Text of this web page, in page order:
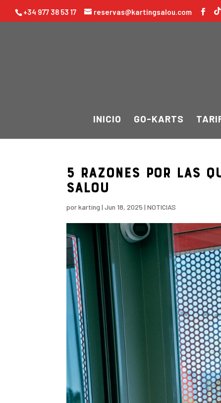
+34 977 38 53 17 reservas@kartingsalou.com
INICIO GO-KARTS
5 razones por las
SALOU
porkarting |Jun 18, 2025 |NOTICIAS